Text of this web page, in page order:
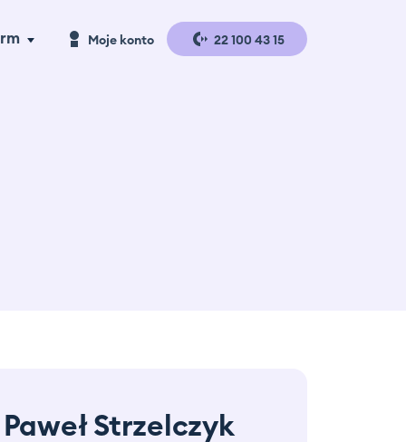
Moje konto 22 100 43 15
Paweł Strzelczyk